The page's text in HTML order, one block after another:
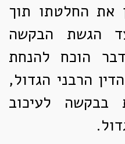
את החלטתו תוך
הגשת הבקשה
הוכח להנחת
הרבני הגדול,
בבקשה לעיכוב